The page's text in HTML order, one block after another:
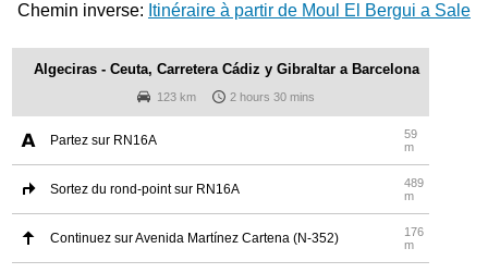
Chemin inverse: Itinéraire à partir de Moul El Bergui a Sale
Algeciras - Ceuta, Carretera Cádiz y Gibraltar a Barcelona
123 km 2 hours 30 mins
Partez sur RN16A
59
m
Sortez du rond-point sur RN16A
489
m
Continuez sur Avenida Martínez Cartena (N-352)
176
m